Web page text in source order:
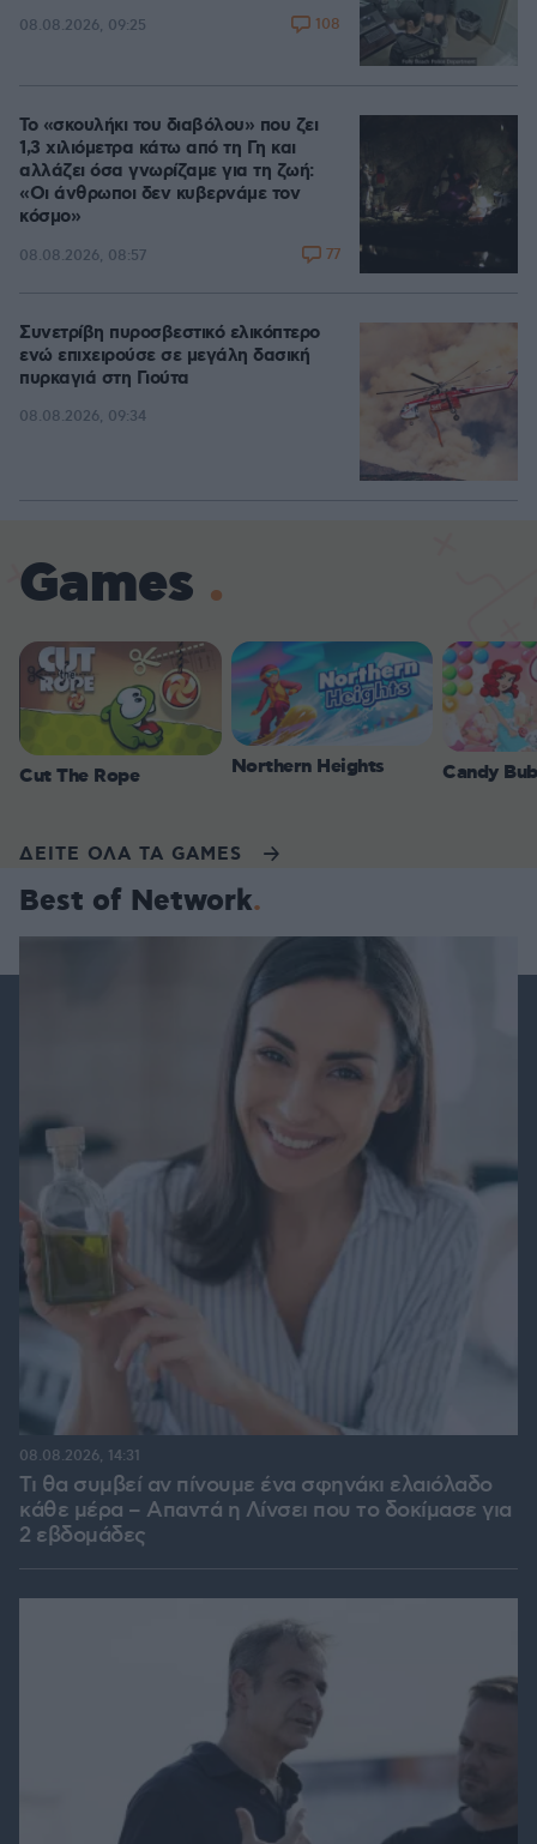
08.08.2026, 09:25 108
Το «σκουλήκι του διαβόλου» που ζει
1,3 χιλιόμετρα κάτω από τη Γη και
αλλάζει όσα γνωρίζαμε για τη ζωή:
«Οι άνθρωποι δεν κυβερνάμε τον
κόσμο»
08.08.2026, 08:57 77
Συνετρίβη πυροσβεστικό ελικόπτερο
ενώ επιχειρούσε σε μεγάλη δασική
πυρκαγιά στη Γιούτα
08.08.2026, 09:34
Games
Cut The Rope Northern Heights Candy
ΔΕΙΤΕ ΟΛΑ ΤΑ GAMES
Best of Network
Τι θα συμβεί αν πίνουμε ένα σφηνάκι ελαιόλαδο
κάθε μέρα – Απαντά η Λίνσει που το δοκίμασε για
2 εβδομάδες
08.08.2026, 14:31